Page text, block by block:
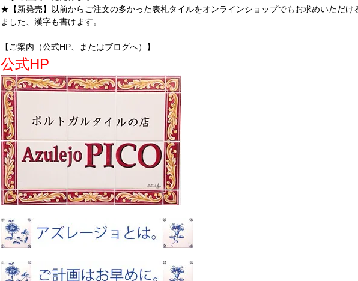
★【新発売】以前からご注文の多かった表札タイルをオンラインショップでもお求めいただけ
ました、漢字も書けます。
【ご案内（公式HP、またはブログへ）】
公式HP